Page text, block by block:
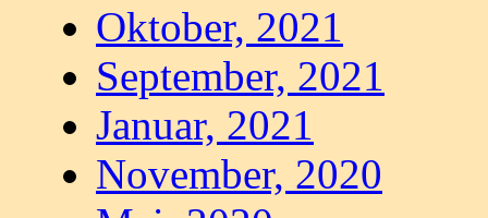
Oktober, 2021
September, 2021
Januar, 2021
November, 2020